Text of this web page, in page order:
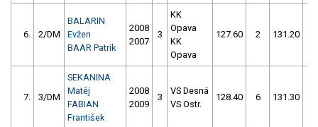
6. 2/DM
BALARIN
Evžen
BAAR Patrik
2008
2007
3
KK
Opava
KK
Opava
127.60 2 131.20
7. 3/DM
SEKANINA
Matěj
FABIAN
František
2008
2009
3
VS Desná
VS Ostr.
128.40 6 131.30